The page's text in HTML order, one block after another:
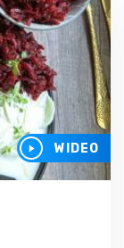
WIDEO